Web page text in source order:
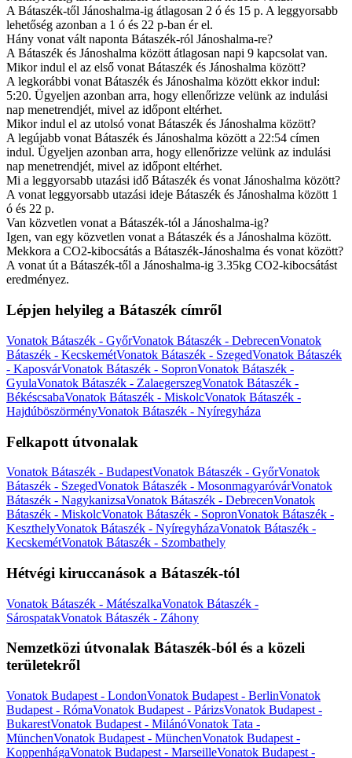
A Bátaszék-től Jánoshalma-ig átlagosan 2 ó és 15 p. A leggyorsabb
lehetőség azonban a 1 ó és 22 p-ban ér el.
Hány vonat vált naponta Bátaszék-ról Jánoshalma-re?
A Bátaszék és Jánoshalma között átlagosan napi 9 kapcsolat van.
Mikor indul el az első vonat Bátaszék és Jánoshalma között?
A legkorábbi vonat Bátaszék és Jánoshalma között ekkor indul:
5:20. Ügyeljen azonban arra, hogy ellenőrizze velünk az indulási
nap menetrendjét, mivel az időpont eltérhet.
Mikor indul el az utolsó vonat Bátaszék és Jánoshalma között?
A legújabb vonat Bátaszék és Jánoshalma között a 22:54 címen
indul. Ügyeljen azonban arra, hogy ellenőrizze velünk az indulási
nap menetrendjét, mivel az időpont eltérhet.
Mi a leggyorsabb utazási idő Bátaszék és vonat Jánoshalma között?
A vonat leggyorsabb utazási ideje Bátaszék és Jánoshalma között 1
ó és 22 p.
Van közvetlen vonat a Bátaszék-tól a Jánoshalma-ig?
Igen, van egy közvetlen vonat a Bátaszék és a Jánoshalma között.
Mekkora a CO2-kibocsátás a Bátaszék-Jánoshalma és vonat között?
A vonat út a Bátaszék-től a Jánoshalma-ig 3.35kg CO2-kibocsátást
eredményez.
Lépjen helyileg a Bátaszék címről
Vonatok Bátaszék - GyőrVonatok Bátaszék - DebrecenVonatok
Bátaszék - KecskemétVonatok Bátaszék - SzegedVonatok Bátaszék
- KaposvárVonatok Bátaszék - SopronVonatok Bátaszék -
GyulaVonatok Bátaszék - ZalaegerszegVonatok Bátaszék -
BékéscsabaVonatok Bátaszék - MiskolcVonatok Bátaszék -
HajdúböszörményVonatok Bátaszék - Nyíregyháza
Felkapott útvonalak
Vonatok Bátaszék - BudapestVonatok Bátaszék - GyőrVonatok
Bátaszék - SzegedVonatok Bátaszék - MosonmagyaróvárVonatok
Bátaszék - NagykanizsaVonatok Bátaszék - DebrecenVonatok
Bátaszék - MiskolcVonatok Bátaszék - SopronVonatok Bátaszék -
KeszthelyVonatok Bátaszék - NyíregyházaVonatok Bátaszék -
KecskemétVonatok Bátaszék - Szombathely
Hétvégi kiruccanások a Bátaszék-tól
Vonatok Bátaszék - MátészalkaVonatok Bátaszék -
SárospatakVonatok Bátaszék - Záhony
Nemzetközi útvonalak Bátaszék-ból és a közeli
területekről
Vonatok Budapest - LondonVonatok Budapest - BerlinVonatok
Budapest - RómaVonatok Budapest - PárizsVonatok Budapest -
BukarestVonatok Budapest - MilánóVonatok Tata -
MünchenVonatok Budapest - MünchenVonatok Budapest -
KoppenhágaVonatok Budapest - MarseilleVonatok Budapest -